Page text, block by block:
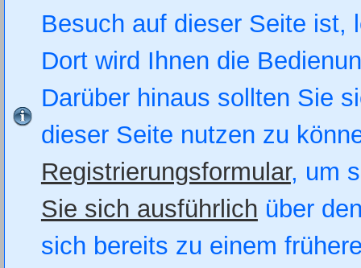
Besuch auf dieser Seite
Dort wird Ihnen die
Darüber hinaus sollten Sie
dieser Seite nutzen zu
Registrierungsformular, um
Sie sich ausführlich über
sich bereits zu einem